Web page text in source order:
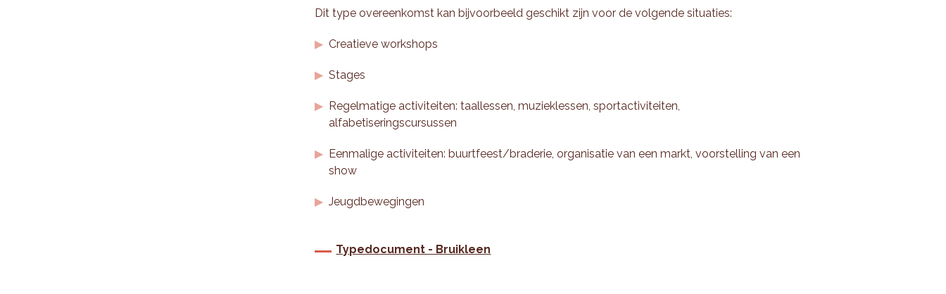
Dit type overeenkomst kan bijvoorbeeld geschikt zijn voor de volgende situaties:
Creatieve workshops
Stages
Regelmatige activiteiten: taallessen, muzieklessen, sportactiviteiten,
alfabetiseringscursussen
Eenmalige activiteiten: buurtfeest/braderie, organisatie van een markt, voorstelling van een
show
Jeugdbewegingen
Typedocument - Bruikleen